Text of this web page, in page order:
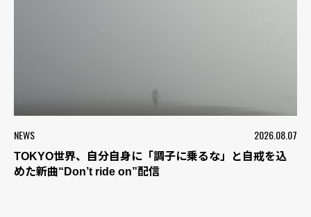
NEWS 2026.08.07
TOKYO世界、自分自身に「調子に乗るな」と自戒を込
めた新曲“Don’t ride on”配信